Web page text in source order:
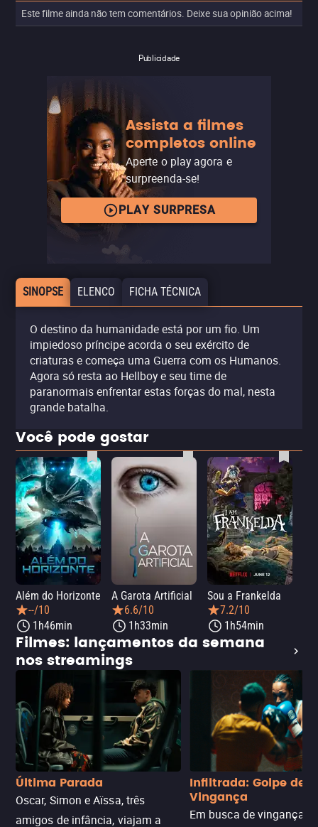
Este filme ainda não tem comentários. Deixe sua opinião acima!
Publicidade
Assista a filmes
completos online
Aperte o play agora e
surpreenda-se!
PLAY SURPRESA
SINOPSE ELENCO FICHA TÉCNICA
O destino da humanidade está por um fio. Um
impiedoso príncipe acorda o seu exército de
criaturas e começa uma Guerra com os Humanos.
Agora só resta ao Hellboy e seu time de
paranormais enfrentar estas forças do mal, nesta
grande batalha.
Você pode gostar
Além do Horizonte
--/10
1h46min
A Garota Artificial
6.6/10
1h33min
Sou a Frankelda
7.2/10
1h54min
Filmes: lançamentos da semana
nos streamings
Última Parada
Oscar, Simon e Aïssa, três
amigos de infância, viajam a
Infiltrada: Golpe de
Vingança
Em busca de vingança,